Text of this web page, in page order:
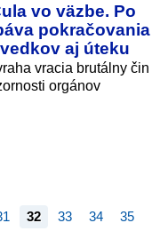
vo väzbe. Po
pokračovania
aj úteku
vracia brutálny čin
orgánov
32 33 34 35